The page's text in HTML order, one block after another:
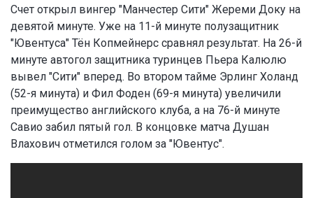
Счет открыл вингер "Манчестер Сити" Жереми Доку на
девятой минуте. Уже на 11-й минуте полузащитник
"Ювентуса" Тён Копмейнерс сравнял результат. На 26-й
минуте автогол защитника туринцев Пьера Калюлю
вывел "Сити" вперед. Во втором тайме Эрлинг Холанд
(52-я минута) и Фил Фоден (69-я минута) увеличили
преимущество английского клуба, а на 76-й минуте
Савио забил пятый гол. В концовке матча Душан
Влахович отметился голом за "Ювентус".